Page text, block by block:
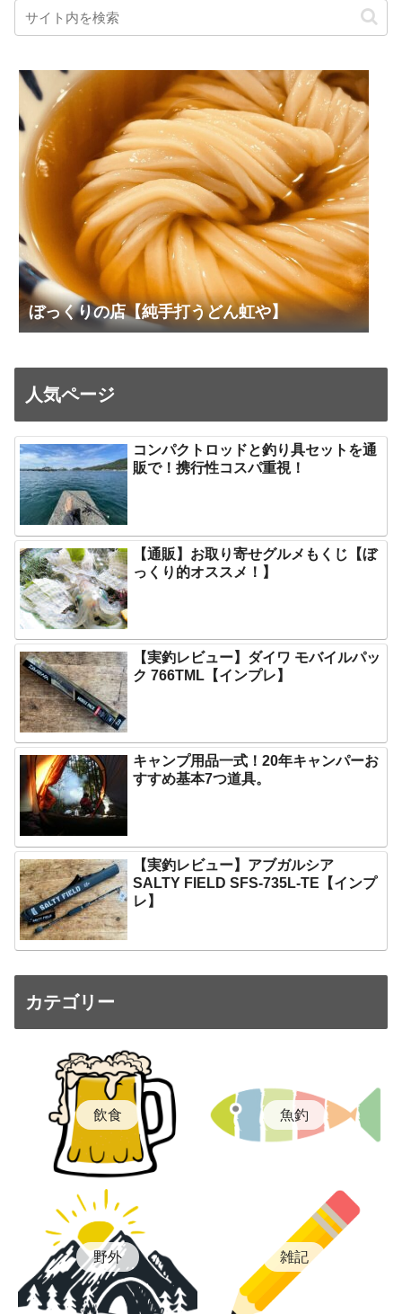
ぼっくりの店【純手打うどん虹や】
人気ページ
コンパクトロッドと釣り具セットを通
販で！携行性コスパ重視！
【通販】お取り寄せグルメもくじ【ぼ
っくり的オススメ！】
【実釣レビュー】ダイワ モバイルパッ
ク 766TML【インプレ】
キャンプ用品一式！20年キャンパーお
すすめ基本7つ道具。
【実釣レビュー】アブガルシア
SALTY FIELD SFS-735L-TE【インプ
レ】
カテゴリー
飲食 魚釣
野外 雑記